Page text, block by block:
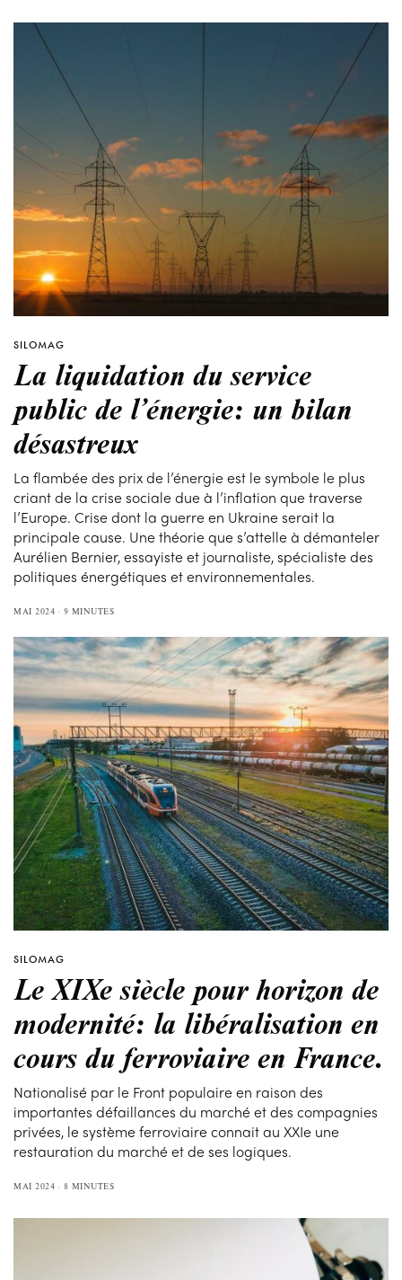
SILOMAG
La liquidation du service
public de l’énergie: un bilan
désastreux
La flambée des prix de l’énergie est le symbole le plus
criant de la crise sociale due à l’inflation que traverse
l’Europe. Crise dont la guerre en Ukraine serait la
principale cause. Une théorie que s’attelle à démanteler
Aurélien Bernier, essayiste et journaliste, spécialiste des
politiques énergétiques et environnementales.
MAI 2024 9 MINUTES
SILOMAG
Le XIXe siècle pour horizon de
modernité: la libéralisation en
cours du ferroviaire en France.
Nationalisé par le Front populaire en raison des
importantes défaillances du marché et des compagnies
privées, le système ferroviaire connait au XXIe une
restauration du marché et de ses logiques.
MAI 2024 8 MINUTES